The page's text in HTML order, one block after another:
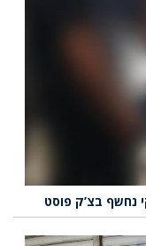
נחשף בצ’ק פוסט